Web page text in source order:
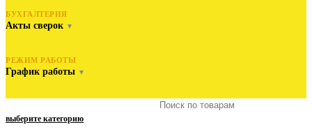
БУХГАЛТЕРИЯ
Акты сверок ▼
РЕЖИМ РАБОТЫ
График работы ▼
выберите категорию